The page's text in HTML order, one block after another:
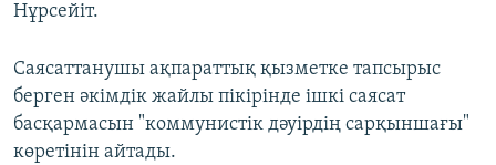
Нұрсейіт.
Саясаттанушы ақпараттық қызметке тапсырыс
берген әкімдік жайлы пікірінде ішкі саясат
басқармасын "коммунистік дәуірдің сарқыншағы"
көретінін айтады.